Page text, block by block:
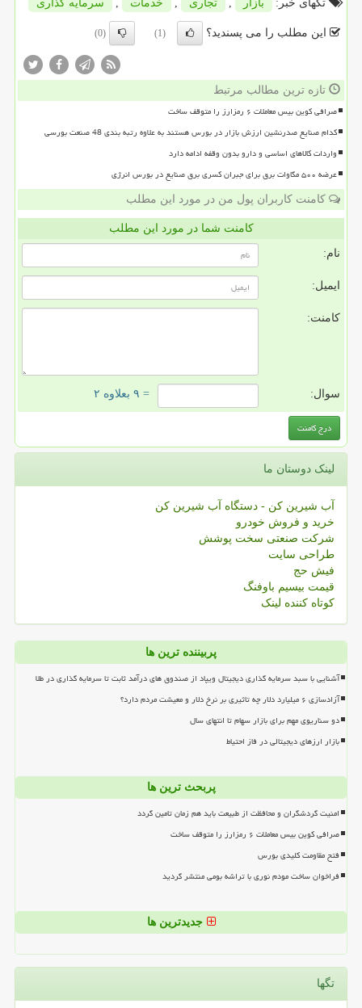
تگهای خبر:
بازار , تجاری , خدمات , سرمایه گذاری
این مطلب را می پسندید؟ (1)
(0)
تازه ترین مطالب مرتبط
صرافی کوین بیس معاملات ۶ رمزارز را متوقف ساخت
کدام صنایع صدرنشین ارزش بازار در بورس هستند به علاوه رتبه بندی 48 صنعت بورسی
واردات کالاهای اساسی و دارو بدون وقفه ادامه دارد
عرضه ۵۰۰ مگاوات برق برای جبران کسری برق صنایع در بورس انرژی
کامنت کاربران پول من در مورد این مطلب
کامنت شما در مورد این مطلب
نام:
ایمیل:
کامنت:
سوال: = ۹ بعلاوه ۲
لینک دوستان ما
آب شیرین کن - دستگاه آب شیرین کن
خرید و فروش خودرو
شرکت صنعتی سخت پوشش
طراحی سایت
فیش حج
قیمت بیسیم باوفنگ
کوتاه کننده لینک
پربیننده ترین ها
آشنایی با سبد سرمایه گذاری دیجیتال ویپاد از صندوق های درآمد ثابت تا سرمایه گذاری در طلا
آزادسازی ۶ میلیارد دلار چه تاثیری بر نرخ دلار و معیشت مردم دارد؟
دو سناریوی مهم برای بازار سهام تا انتهای سال
بازار ارزهای دیجیتالی در فاز احتیاط
پربحث ترین ها
امنیت گردشگران و محافظت از طبیعت باید هم زمان تامین گردد
صرافی کوین بیس معاملات ۶ رمزارز را متوقف ساخت
فتح مقاومت کلیدی بورس
فراخوان ساخت مودم نوری با تراشه بومی منتشر گردید
جدیدترین ها
تگها